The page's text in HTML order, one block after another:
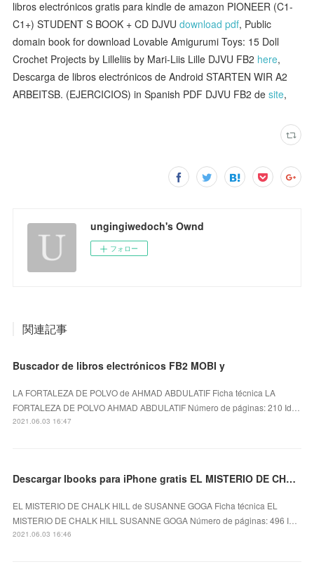
libros electrónicos gratis para kindle de amazon PIONEER (C1-
C1+) STUDENT S BOOK + CD DJVUdownload pdf, Public
domain book for download Lovable Amigurumi Toys: 15 Doll
Crochet Projects by Lilleliis by Mari-Liis Lille DJVU FB2 here,
Descarga de libros electrónicos de Android STARTEN WIR A2
ARBEITSB. (EJERCICIOS) in Spanish PDF DJVU FB2 desite,
ungingiwedoch's Ownd
フォロー
関連記事
Buscador de libros electrónicos FB2 MOBI y
LA FORTALEZA DE POLVO de AHMAD ABDULATIF Ficha técnica LA
FORTALEZA DE POLVO AHMAD ABDULATIF Número de páginas: 210 Id…
2021.06.03 16:47
Descargar Ibooks para iPhone gratis EL MISTERIO DE CHALK HILL
EL MISTERIO DE CHALK HILL de SUSANNE GOGA Ficha técnica EL
MISTERIO DE CHALK HILL SUSANNE GOGA Número de páginas: 496 I…
2021.06.03 16:46